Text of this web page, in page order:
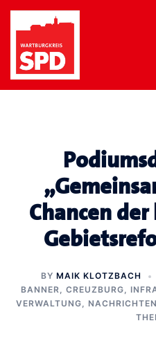
Zum
springen
Chancen
BY MAIK KLOTZBACH
BANNER, CREUZBURG,
VERWALTUNG, NACHRICHTEN